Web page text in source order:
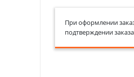
При оформлении
подтверждении